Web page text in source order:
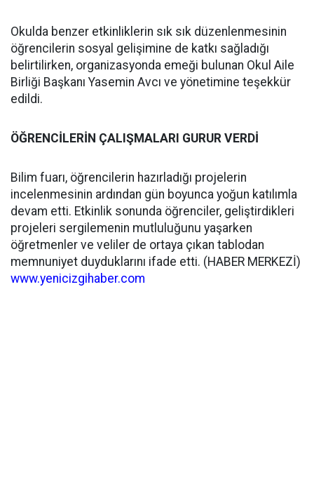
Okulda benzer etkinliklerin sık sık düzenlenmesinin
öğrencilerin sosyal gelişimine de katkı sağladığı
belirtilirken, organizasyonda emeği bulunan Okul Aile
Birliği Başkanı Yasemin Avcı ve yönetimine teşekkür
edildi.
ÖĞRENCİLERİN ÇALIŞMALARI GURUR VERDİ
Bilim fuarı, öğrencilerin hazırladığı projelerin
incelenmesinin ardından gün boyunca yoğun katılımla
devam etti. Etkinlik sonunda öğrenciler, geliştirdikleri
projeleri sergilemenin mutluluğunu yaşarken
öğretmenler ve veliler de ortaya çıkan tablodan
memnuniyet duyduklarını ifade etti. (HABER MERKEZİ)
www.yenicizgihaber.com